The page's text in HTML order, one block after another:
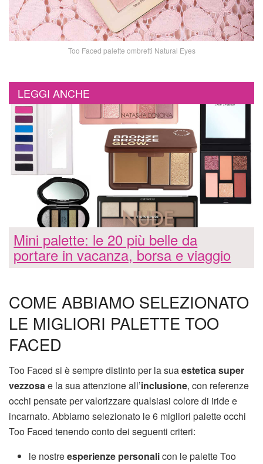
Too Faced palette ombretti Natural Eyes
LEGGI ANCHE
Mini palette: le 20 più belle da
portare in vacanza, borsa e viaggio
COME ABBIAMO SELEZIONATO
LE MIGLIORI PALETTE TOO
FACED
Too Faced si è sempre distinto per la suaestetica super
vezzosae la sua attenzione all’inclusione, con referenze
occhi pensate per valorizzare qualsiasi colore di iride e
incarnato. Abbiamo selezionato le 6 migliori palette occhi
Too Faced tenendo conto dei seguenti criteri:
le nostreesperienze personalicon le palette Too